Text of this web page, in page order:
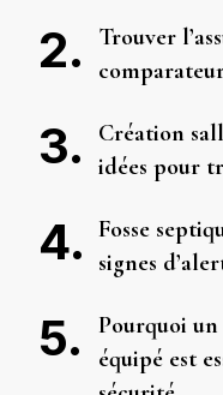
Trouver
Création
idées pour
Fosse
signes
Pourquoi
équipé est